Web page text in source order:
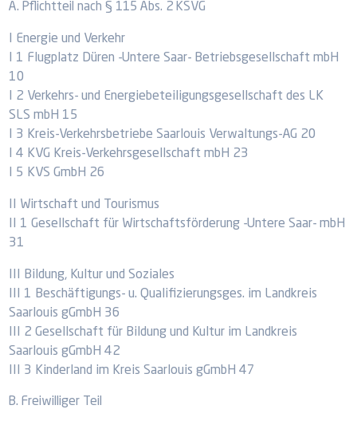
A. Pflichtteil nach § 115 Abs. 2 KSVG
I Energie und Verkehr
I 1 Flugplatz Düren -Untere Saar- Betriebsgesellschaft mbH
10
I 2 Verkehrs- und Energiebeteiligungsgesellschaft des LK
SLS mbH 15
I 3 Kreis-Verkehrsbetriebe Saarlouis Verwaltungs-AG 20
I 4 KVG Kreis-Verkehrsgesellschaft mbH 23
I 5 KVS GmbH 26
II Wirtschaft und Tourismus
II 1 Gesellschaft für Wirtschaftsförderung -Untere Saar- mbH
31
III Bildung, Kultur und Soziales
III 1 Beschäftigungs- u. Qualifizierungsges. im Landkreis
Saarlouis gGmbH 36
III 2 Gesellschaft für Bildung und Kultur im Landkreis
Saarlouis gGmbH 42
III 3 Kinderland im Kreis Saarlouis gGmbH 47
B. Freiwilliger Teil